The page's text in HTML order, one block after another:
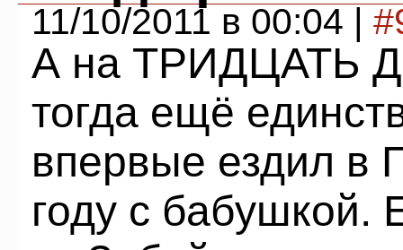
11/10/2011 в 00:04 |
А на ТРИДЦАТЬ
тогда ещё
впервые ездил
году с